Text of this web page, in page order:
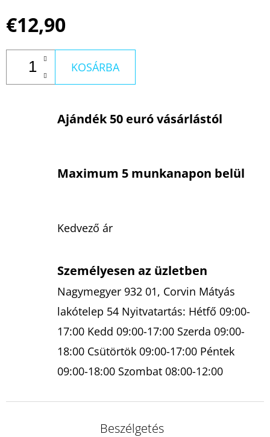
€12,90
KOSÁRBA
Ajándék 50 euró vásárlástól
Maximum 5 munkanapon belül
Kedvező ár
Személyesen az üzletben
Nagymegyer 932 01, Corvin Mátyás
lakótelep 54 Nyitvatartás: Hétfő 09:00-
17:00 Kedd 09:00-17:00 Szerda 09:00-
18:00 Csütörtök 09:00-17:00 Péntek
09:00-18:00 Szombat 08:00-12:00
Beszélgetés